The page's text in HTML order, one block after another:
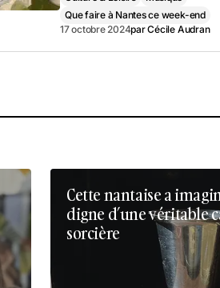
Que faire à Nantes ce week-end
17 octobre 2024parCécile Audran
Cette nantaise a
digne d’une véritable
sorcière